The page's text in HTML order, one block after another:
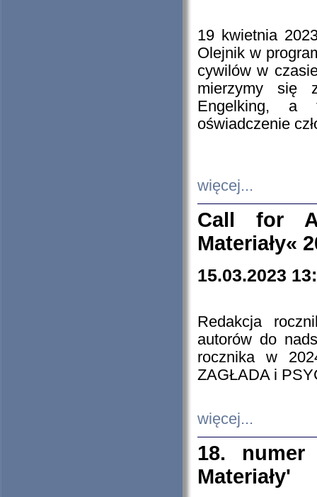
19 kwietnia
Olejnik w
cywilów w
mierzymy się
Engelking, a
oświadczenie
więcej...
Call for
Materiały«
15.03.2023
Redakcja
autorów do
rocznika w
ZAGŁADA i
więcej...
18. numer
Materiały'